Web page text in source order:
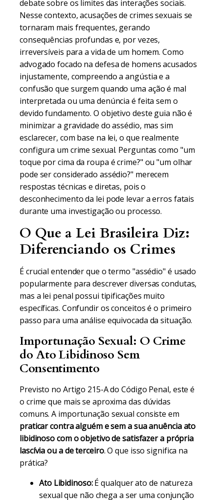
debate sobre os limites das interações sociais.
Nesse contexto, acusações de crimes sexuais se
tornaram mais frequentes, gerando
consequências profundas e, por vezes,
irreversíveis para a vida de um homem. Como
advogado focado na defesa de homens acusados
injustamente, compreendo a angústia e a
confusão que surgem quando uma ação é mal
interpretada ou uma denúncia é feita sem o
devido fundamento. O objetivo deste guia não é
minimizar a gravidade do assédio, mas sim
esclarecer, com base na lei, o que realmente
configura um crime sexual. Perguntas como "um
toque por cima da roupa é crime?" ou "um olhar
pode ser considerado assédio?" merecem
respostas técnicas e diretas, pois o
desconhecimento da lei pode levar a erros fatais
durante uma investigação ou processo.
O Que a Lei Brasileira Diz:
Diferenciando os Crimes
É crucial entender que o termo "assédio" é usado
popularmente para descrever diversas condutas,
mas a lei penal possui tipificações muito
específicas. Confundir os conceitos é o primeiro
passo para uma análise equivocada da situação.
Importunação Sexual: O Crime
do Ato Libidinoso Sem
Consentimento
Previsto no Artigo 215-A do Código Penal, este é
o crime que mais se aproxima das dúvidas
comuns. A importunação sexual consiste em
praticar contra alguém e sem a sua anuência ato
libidinoso com o objetivo de satisfazer a própria
lascívia ou a de terceiro. O que isso significa na
prática?
Ato Libidinoso:É qualquer ato de natureza
sexual que não chega a ser uma conjunção